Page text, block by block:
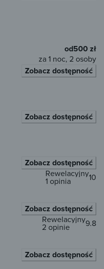
od500 zł
za 1 noc, 2 osoby
Zobacz dostępność
Zobacz dostępność
Zobacz dostępność
10
Rewelacyjny
1 opinia
Zobacz dostępność
9.8
Rewelacyjny
2 opinie
Zobacz dostępność